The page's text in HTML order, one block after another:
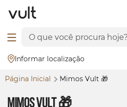
Informar localização
Página Inicial Mimos Vult 🎁
Mimos Vult 🎁